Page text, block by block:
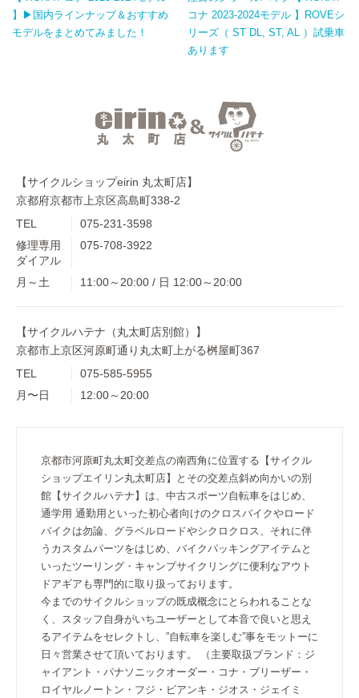
】▶国内ラインナップ＆おすすめ
モデルをまとめてみました！
コナ 2023-2024モデル 】ROVEシ
リーズ（ ST DL, ST, AL ）試乗車
あります
【サイクルショップeirin 丸太町店】
京都府京都市上京区高島町338-2
TEL
075-231-3598
修理専用
ダイアル
075-708-3922
月～土 11:00～20:00 / 日 12:00～20:00
【サイクルハテナ（丸太町店別館）】
京都市上京区河原町通り丸太町上がる桝屋町367
TEL
075-585-5955
月〜日
12:00～20:00
京都市河原町丸太町交差点の南西角に位置する【サイクル
ショップエイリン丸太町店】とその交差点斜め向かいの別
館【サイクルハテナ】は、中古スポーツ自転車をはじめ、
通学用 通勤用といった初心者向けのクロスバイクやロード
バイクは勿論、グラベルロードやシクロクロス、それに伴
うカスタムパーツをはじめ、バイクパッキングアイテムと
いったツーリング・キャンプサイクリングに便利なアウト
ドアギアも専門的に取り扱っております。
今までのサイクルショップの既成概念にとらわれることな
く、スタッフ自身がいちユーザーとして本音で良いと思え
るアイテムをセレクトし、”自転車を楽しむ”事をモットーに
日々営業させて頂いております。 （主要取扱ブランド：ジ
ャイアント・パナソニックオーダー・コナ・ブリーザー・
ロイヤルノートン・フジ・ビアンキ・ジオス・ジェイミ